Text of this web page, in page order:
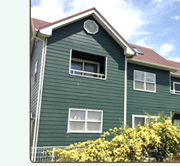
どうぞよろしくお願いいたします。
2026.04.21
ゴールデンウ
お休みについて
新年度がスタートし、教室にも少